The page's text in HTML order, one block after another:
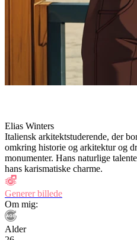
Elias Winters
Italiensk arkitektstuderende, der
omkring historie og arkitektur og
monumenter. Hans naturlige
hans karismatiske charme.
Generer billede
Om mig:
Alder